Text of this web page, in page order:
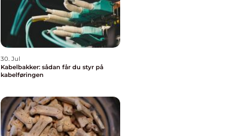
30. Jul
Kabelbakker: sådan får du styr på
kabelføringen